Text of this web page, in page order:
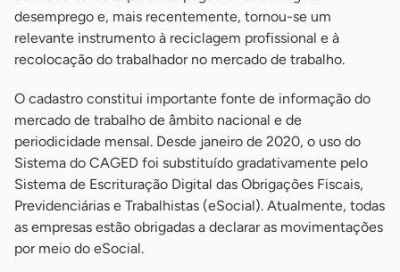
desemprego e, mais recentemente, tornou-se um
relevante instrumento à reciclagem profissional e à
recolocação do trabalhador no mercado de trabalho.
O cadastro constitui importante fonte de informação do
mercado de trabalho de âmbito nacional e de
periodicidade mensal. Desde janeiro de 2020, o uso do
Sistema do CAGED foi substituído gradativamente pelo
Sistema de Escrituração Digital das Obrigações Fiscais,
Previdenciárias e Trabalhistas (eSocial). Atualmente, todas
as empresas estão obrigadas a declarar as movimentações
por meio do eSocial.